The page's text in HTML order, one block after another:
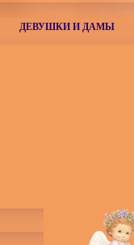
ДЕВУШКИ И ДАМЫ